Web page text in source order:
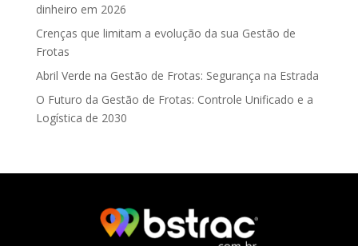
dinheiro em 2026
Crenças que limitam a evolução da sua Gestão de
Frotas
Abril Verde na Gestão de Frotas: Segurança na Estrada
O Futuro da Gestão de Frotas: Controle Unificado e a
Logística de 2030